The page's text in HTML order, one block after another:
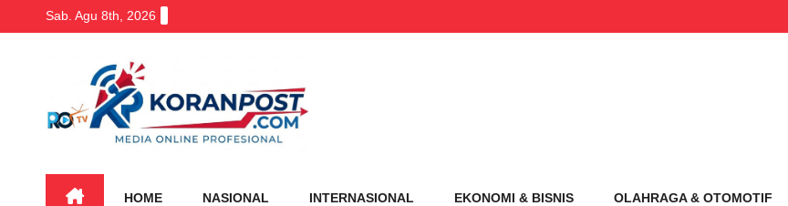
Sab. Agu 8th, 2026
HOME NASIONAL INTERNASIONAL EKONOMI & BISNIS OLAHRAGA & OTOMOTIF